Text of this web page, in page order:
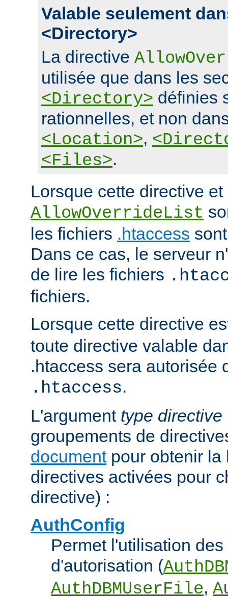
Valable seulement
<Directory>
La directive
utilisée que dans les
<Directory> définies
rationnelles, et non
<Location>,
<Files>.
Lorsque cette directive
AllowOverrideList
les fichiers .htaccess
Dans ce cas, le serveur
de lire les fichiers
fichiers.
Lorsque cette directive
toute directive valable
.htaccess sera autorisée
.htaccess.
L'argument type directive
groupements de
documentpour obtenir la
directives activées pour
directive) :
AuthConfig
Permet l'utilisation
d'autorisation (
AuthDBMUserFile,